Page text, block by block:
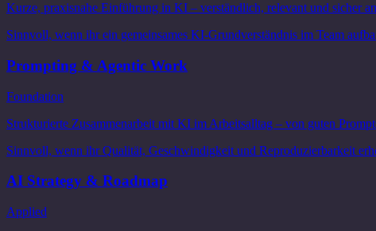
Kurze, praxisnahe Einführung in KI – verständlich, relevant und sicher
Sinnvoll, wenn ihr ein gemeinsames KI-Grundverständnis im Team
Prompting & Agentic Work
Foundation
Strukturierte Zusammenarbeit mit KI im Arbeitsalltag – von guten
Sinnvoll, wenn ihr Qualität, Geschwindigkeit und Reproduzierbarkeit
AI Strategy & Roadmap
Applied